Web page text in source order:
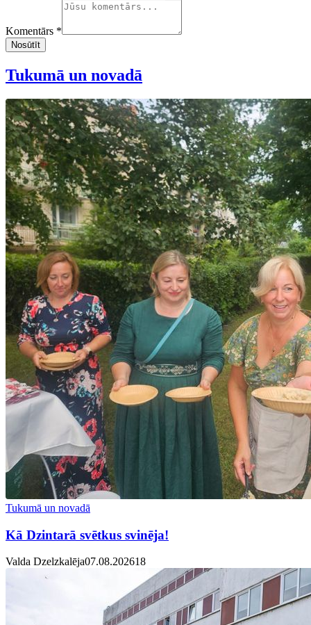
Komentārs *
Nosūtīt
Tukumā un novadā
Tukumā un novadā
Kā Dzintarā svētkus svinēja!
Valda Dzelzkalēja07.08.202618